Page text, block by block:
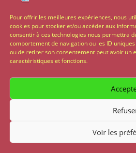
Pour offrir les meilleures expériences, nous
cookies pour stocker et/ou accéder aux
consentir à ces technologies nous permettra
comportement de navigation ou les ID
ou de retirer son consentement peut avoir un
caractéristiques et fonctions.
Voir les